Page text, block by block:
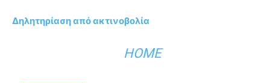
Δηλητηρίαση από ακτινοβολία
HOME